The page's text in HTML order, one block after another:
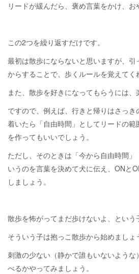
リードが緩んだら、褒め言葉をかけ、お
この2つを繰り返すだけです。
最初は散歩にならないと思いますが、
からすることで、歩くルールを覚えてく
また、散歩を好きになってもらうには、
ですので、例えば、行きと帰りはさっ
着いたら「自由時間」としてリードの
を作ってもいいでしょう。
ただし、そのときは「今から自由時間」
いうのを言葉を決めて犬に伝え、ONと
しましょう。
散歩を怖がってまだ歩けないよ、という
そういう子は抱っこ散歩から始めましょ
刺激の少ない（静かで誰もいないよう
べるかやってみましょう。